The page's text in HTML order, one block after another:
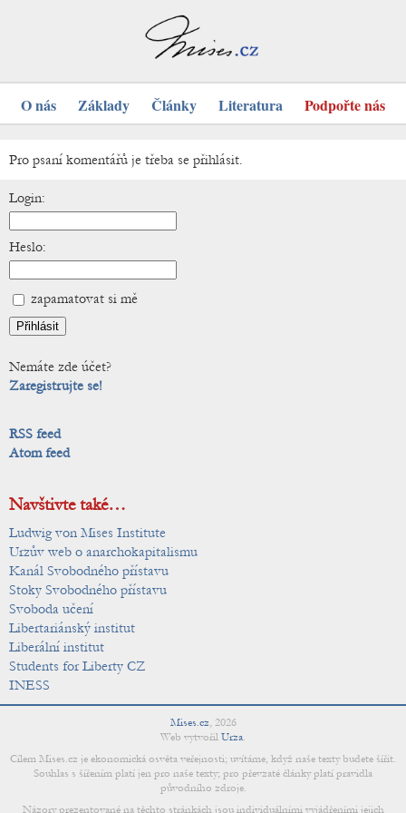
O nás Základy Články Literatura Podpořte nás
Pro psaní komentářů je třeba se přihlásit.
Login:
Heslo:
zapamatovat si mě
Nemáte zde účet?
Zaregistrujte se!
RSS feed
Atom feed
Navštivte také…
Ludwig von Mises Institute
Urzův web o anarchokapitalismu
Kanál Svobodného přístavu
Stoky Svobodného přístavu
Svoboda učení
Libertariánský institut
Liberální institut
Students for Liberty CZ
INESS
Mises.cz, 2026
Web vytvořil Urza.
Cílem Mises.cz je ekonomická osvěta veřejnosti; uvítáme, když naše texty budete šířit.
Souhlas s šířením platí jen pro naše texty; pro převzaté články platí pravidla
původního zdroje.
Názory prezentované na těchto stránkách jsou individuálními vyjádřeními jejich